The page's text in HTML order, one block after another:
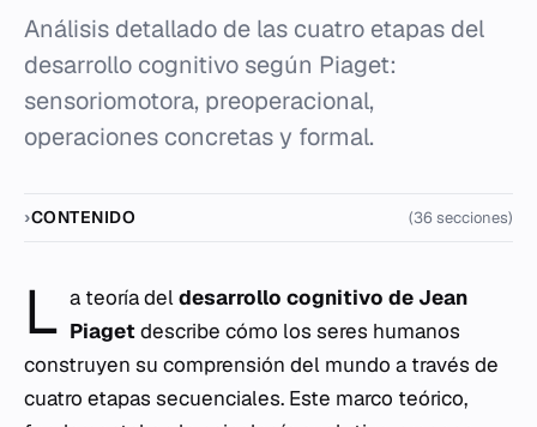
Análisis detallado de las cuatro etapas del
desarrollo cognitivo según Piaget:
sensoriomotora, preoperacional,
operaciones concretas y formal.
CONTENIDO (36 secciones)
L a teoría deldesarrollo cognitivo de Jean
Piagetdescribe cómo los seres humanos
construyen su comprensión del mundo a través de
cuatro etapas secuenciales. Este marco teórico,